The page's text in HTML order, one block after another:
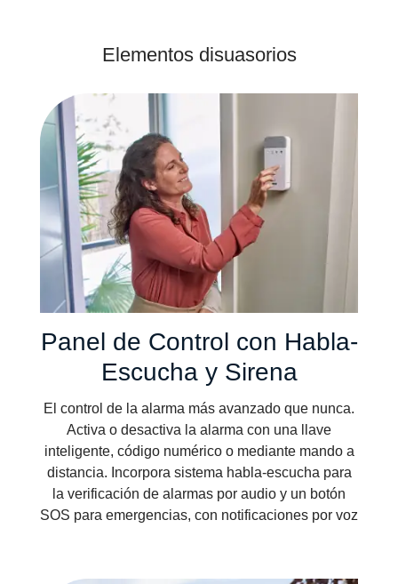
Elementos disuasorios
Panel de Control con Habla-
Escucha y Sirena
El control de la alarma más avanzado que nunca.
Activa o desactiva la alarma con una llave
inteligente, código numérico o mediante mando a
distancia. Incorpora sistema habla-escucha para
la verificación de alarmas por audio y un botón
SOS para emergencias, con notificaciones por voz